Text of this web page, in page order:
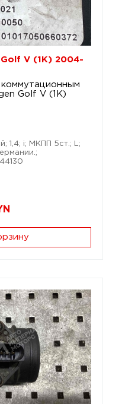
V (1K) 2004-
коммутационным
Golf V (1K)
1,4; i; МКПП 5ст.; L;